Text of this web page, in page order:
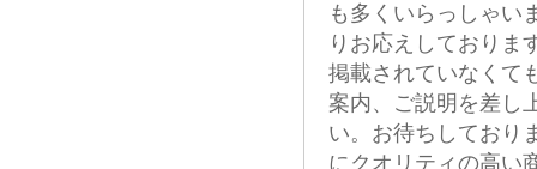
も多くいらっしゃい
りお応えしておりま
掲載されていなくて
案内、ご説明を差し
い。お待ちしており
にクオリティの高い